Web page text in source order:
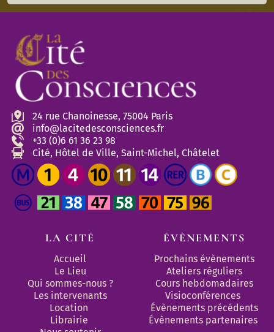
24 rue Chanoinesse, 75004 Paris
info@lacitedesconsciences.fr
+33 (0)6 61 36 23 98
Cité, Hôtel de Ville, Saint-Michel, Châtelet
LA CITÉ
Accueil
Le Lieu
Qui sommes-nous ?
Les intervenants
Location
Librairie
ÉVÈNEMENTS
Prochains évènements
Ateliers réguliers
Cours hebdomadaires
Visioconférences
Évènements précédents
Évènements partenaires